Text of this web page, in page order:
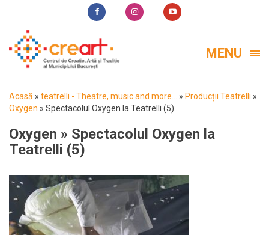
MENU
Acasă » teatrelli - Theatre, music and more... » Producții Teatrelli »
Oxygen » Spectacolul Oxygen la Teatrelli (5)
Oxygen » Spectacolul Oxygen la
Teatrelli (5)